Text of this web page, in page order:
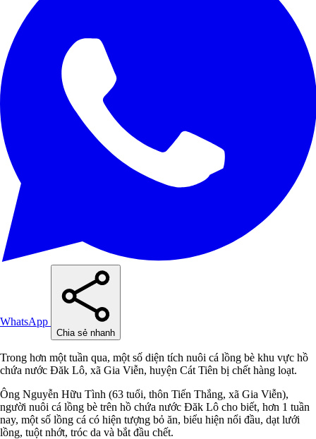
WhatsApp
Chia sẻ nhanh
Trong hơn một tuần qua, một số diện tích nuôi cá lồng bè khu vực hồ
chứa nước Đăk Lô, xã Gia Viễn, huyện Cát Tiên bị chết hàng loạt.
Ông Nguyễn Hữu Tình (63 tuổi, thôn Tiến Thắng, xã Gia Viễn),
người nuôi cá lồng bè trên hồ chứa nước Đăk Lô cho biết, hơn 1 tuần
nay, một số lồng cá có hiện tượng bỏ ăn, biểu hiện nổi đầu, dạt lưới
lồng, tuột nhớt, tróc da và bắt đầu chết.